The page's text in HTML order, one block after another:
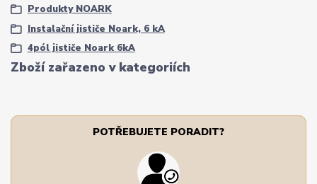
Zboží zařazeno v kategoriích
Produkty NOARK
Instalační jističe Noark, 6 kA
4pól jističe Noark 6kA
POTŘEBUJETE PORADIT?